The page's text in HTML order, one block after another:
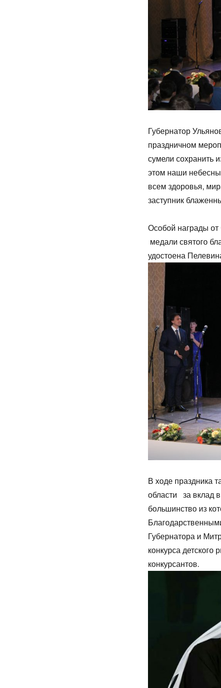
Губернатор
праздничном
сумели сохранить
этом наши
всем здоровь­я,
заступник
Особой награды
медали святого
удостоена
В ходе праздника
области за вклад
большинство из
Губернатора и
конкурса
конкурсантов.